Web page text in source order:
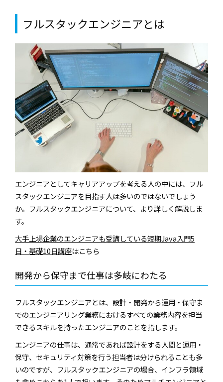
フルスタックエンジニアとは
エンジニアとしてキャリアアップを考える人の中には、フル
スタックエンジニアを目指す人は多いのではないでしょう
か。フルスタックエンジニアについて、より詳しく解説しま
す。
大手上場企業のエンジニアも受講している短期Java入門5
日・基礎10日講座はこちら
開発から保守まで仕事は多岐にわたる
フルスタックエンジニアとは、設計・開発から運用・保守ま
でのエンジニアリング業務におけるすべての業務内容を担当
できるスキルを持ったエンジニアのことを指します。
エンジニアの仕事は、通常であれば設計をする人間と運用・
保守、セキュリティ対策を行う担当者は分けられることも多
いのですが、フルスタックエンジニアの場合、インフラ領域